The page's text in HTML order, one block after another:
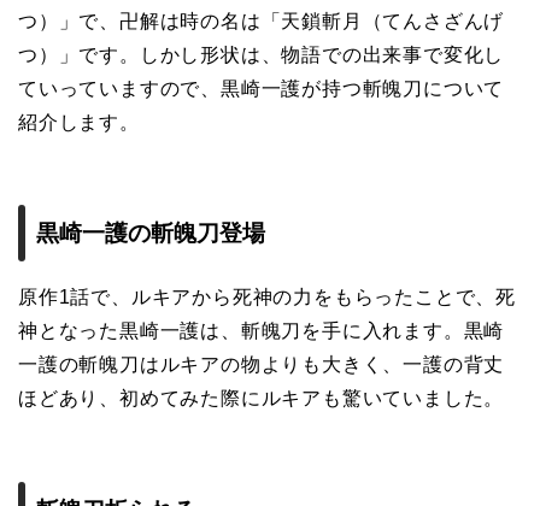
つ）」で、卍解は時の名は「天鎖斬月（てんさざんげ
つ）」です。しかし形状は、物語での出来事で変化し
ていっていますので、黒崎一護が持つ斬魄刀について
紹介します。
黒崎一護の斬魄刀登場
原作1話で、ルキアから死神の力をもらったことで、死
神となった黒崎一護は、斬魄刀を手に入れます。黒崎
一護の斬魄刀はルキアの物よりも大きく、一護の背丈
ほどあり、初めてみた際にルキアも驚いていました。